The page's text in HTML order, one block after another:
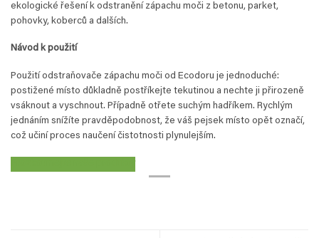
ekologické řešení k odstranění zápachu moči z betonu, parket,
pohovky, koberců a dalších.
Návod k použití
Použití odstraňovače zápachu moči od Ecodoru je jednoduché:
postižené místo důkladně postříkejte tekutinou a nechte ji přirozeně
vsáknout a vyschnout. Případně otřete suchým hadříkem. Rychlým
jednáním snížíte pravděpodobnost, že váš pejsek místo opět označí,
což učiní proces naučení čistotnosti plynulejším.